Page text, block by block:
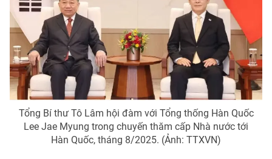
Góc doanh nghiệp
Truyền hình
Phim VTV
Hậu trường
Nhân vật
Khán giả
Giải sao mai
Giải trí
Điện ảnh
Âm nhạc
Sao
Đời sống
Du lịch
Giáo dục
Tuyển sinh
Tổng Bí thư Tô Lâm hội đàm với Tổng thống Hàn Quốc
Lee Jae Myung trong chuyến thăm cấp Nhà nước tới
Hàn Quốc, tháng 8/2025. (Ảnh: TTXVN)